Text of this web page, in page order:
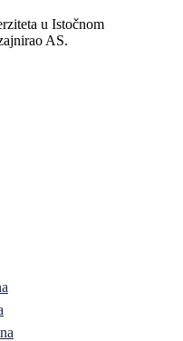
u Istočnom
AS.